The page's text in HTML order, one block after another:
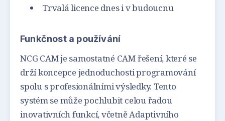
Trvalá licence dnes i v budoucnu
Funkčnost a používání
NCG CAM je samostatné CAM řešení, které se
drží koncepce jednoduchosti programování
spolu s profesionálními výsledky. Tento
systém se může pochlubit celou řadou
inovativních funkcí, včetně Adaptivního